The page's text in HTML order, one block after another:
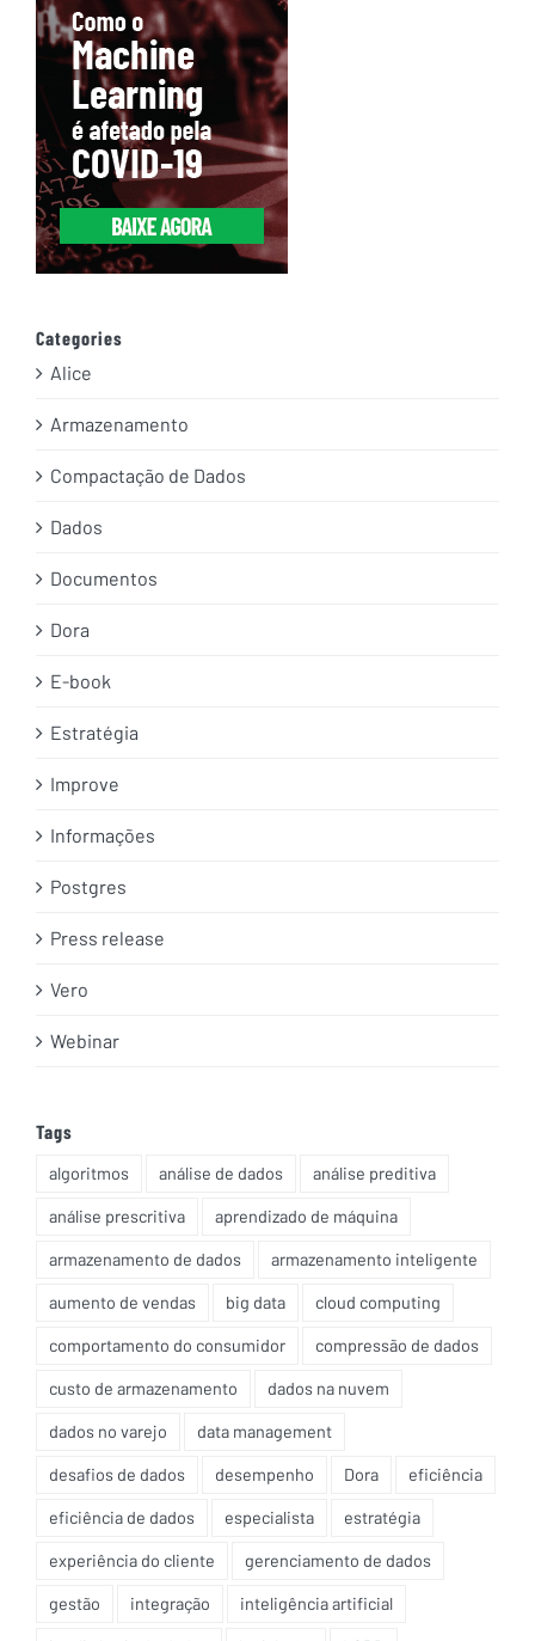
Categories
Alice
Armazenamento
Compactação de Dados
Dados
Documentos
Dora
E-book
Estratégia
Improve
Informações
Postgres
Press release
Vero
Webinar
Tags
algoritmos análise de dados análise preditiva
análise prescritiva aprendizado de máquina
armazenamento de dados armazenamento inteligente
aumento de vendas big data cloud computing
comportamento do consumidor compressão de dados
custo de armazenamento dados na nuvem
dados no varejo data management
desafios de dados desempenho Dora eficiência
eficiência de dados especialista estratégia
experiência do cliente gerenciamento de dados
gestão integração inteligência artificial